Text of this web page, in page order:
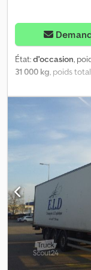
État:d'occasion,
31 000 kg, poids
, première
(TÜV):07/2025,
autorisé en charge
385/65 R22,5, 1er
pneumatique,
électronique EBS,
compteur
et 2 x 7 broches,
44 mm, plaquettes
41 mm, plaquettes
41 mm, plaquettes
technique : 07/
véhicules